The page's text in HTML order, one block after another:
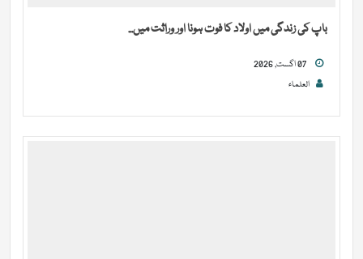
باپ کی زندگی میں اولاد کا فوت ہونا اور وراثت میں...
العلماء